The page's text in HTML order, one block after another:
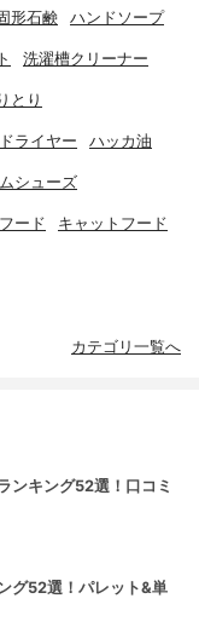
形石鹸 ハンドソープ
洗濯槽クリーナー
とり
ライヤー ハッカ油
シューズ
ード キャットフード
カテゴリ一覧へ
ンキング52選！口コミ
グ52選！パレット&単